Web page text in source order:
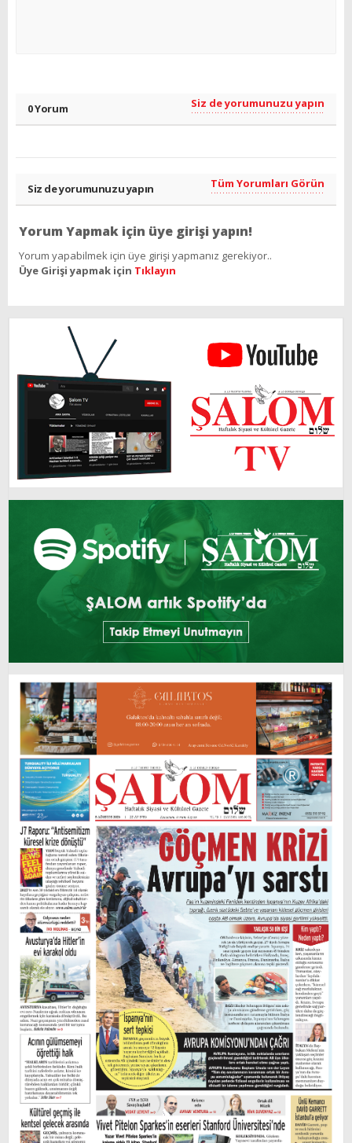
0 Yorum Siz de yorumunuzu yapın
Siz de yorumunuzu yapın Tüm Yorumları Görün
Yorum Yapmak için üye girişi yapın!
Yorum yapabilmek için üye girişi yapmanız gerekiyor..
Üye Girişi yapmak için Tıklayın